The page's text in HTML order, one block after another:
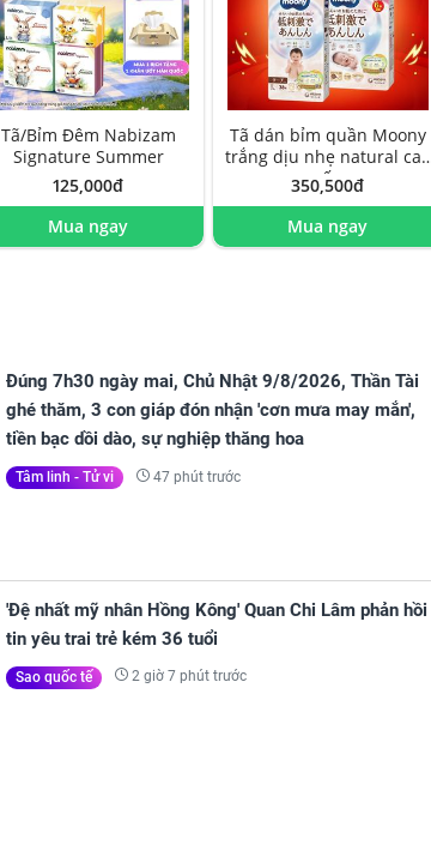
Tã/Bỉm Đêm Nabizam
Signature Summer
125,000đ
Mua ngay
Tã dán bỉm quần Moony
trắng dịu nhẹ natural cao
cấp
350,500đ
Mua ngay
Đúng 7h30 ngày mai, Chủ Nhật 9/8/2026, Thần Tài
ghé thăm, 3 con giáp đón nhận 'cơn mưa may mắn',
tiền bạc dồi dào, sự nghiệp thăng hoa
Tâm linh - Tử vi 47 phút trước
'Đệ nhất mỹ nhân Hồng Kông' Quan Chi Lâm phản hồi
tin yêu trai trẻ kém 36 tuổi
Sao quốc tế 2 giờ 7 phút trước